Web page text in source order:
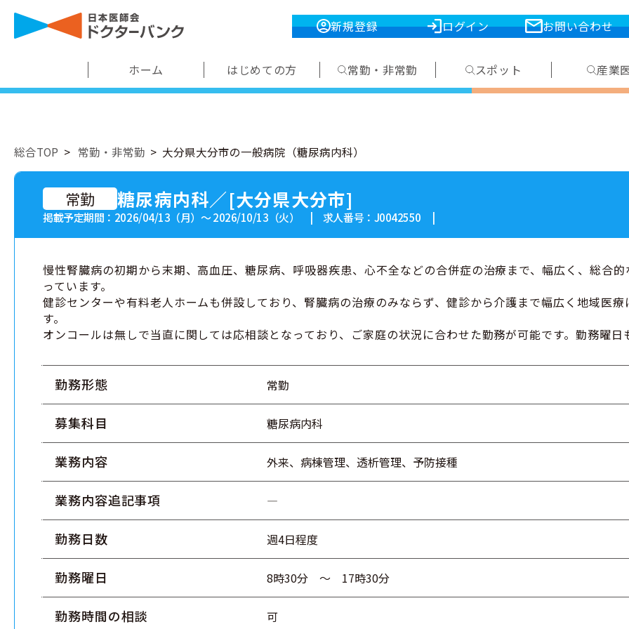
新規登録 ログイン お問い合わせ
ホーム はじめての方 常勤・非常勤 スポット 産業
総合TOP 常勤・非常勤 大分県大分市の一般病院（糖尿病内科）
常勤 糖尿病内科／[大分県大分市]
掲載予定期間：2026/04/13（月）〜 2026/10/13（火） | 求人番号：J0042550 |
慢性腎臓病の初期から末期、高血圧、糖尿病、呼吸器疾患、心不全などの合併症の治療まで、幅広く、総合
っています。
健診センターや有料老人ホームも併設しており、腎臓病の治療のみならず、健診から介護まで幅広く地域医
す。
オンコールは無しで当直に関しては応相談となっており、ご家庭の状況に合わせた勤務が可能です。勤務曜日
勤務形態 常勤
募集科目 糖尿病内科
業務内容 外来、病棟管理、透析管理、予防接種
業務内容追記事項 ―
勤務日数 週4日程度
勤務曜日 8時30分 ～ 17時30分
勤務時間の相談 可